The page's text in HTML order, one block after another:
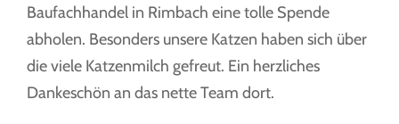
Baufachhandel in Rimbach eine tolle Spende
abholen. Besonders unsere Katzen haben sich über
die viele Katzenmilch gefreut. Ein herzliches
Dankeschön an das nette Team dort.